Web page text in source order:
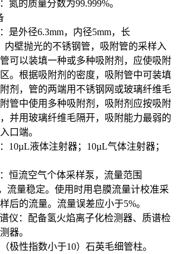
的质量分数为99.999%。
外径6.3mm，内径5mm，长
内壁抛光的不锈钢管，吸附管的采样入
可以装填一种或多种吸附剂，应使吸附
。根据吸附剂的密度，吸附管中可装填
附剂，管的两端用不锈钢网或玻璃纤维毛
管中使用多种吸附剂，吸附剂应按吸附
并用玻璃纤维毛隔开，吸附能力最弱的
口端。
液体注射器；10µL气体注射器；
流空气个体采样泵，流量范围
流量稳定。使用时用皂膜流量计校准采
后的流量。流量误差应小于5%。
：配备氢火焰离子化检测器、质谱检
器。
性指数小于10）石英毛细管柱。